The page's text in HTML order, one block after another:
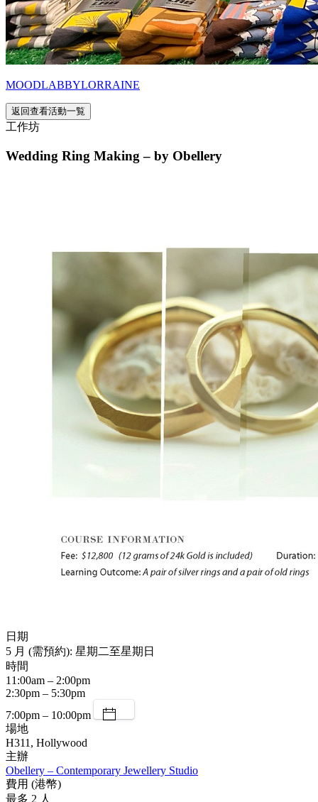
MOODLABBYLORRAINE
返回查看活動一覧
工作坊
Wedding Ring Making – by Obellery
日期
5 月 (需預約): 星期二至星期日
時間
11:00am – 2:00pm
2:30pm – 5:30pm
7:00pm – 10:00pm
場地
H311, Hollywood
主辦
Obellery – Contemporary Jewellery Studio
費用 (港幣)
最多 2 人